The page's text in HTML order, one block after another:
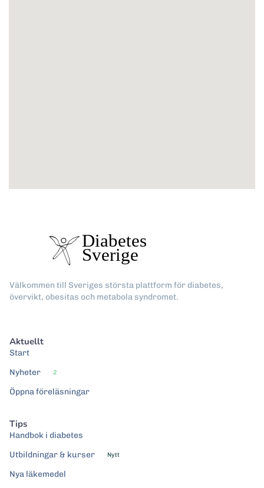
Välkommen till Sveriges största plattform för diabetes,
övervikt, obesitas och metabola syndromet.
Aktuellt
Start
Nyheter
2
Öppna föreläsningar
Tips
Handbok i diabetes
Utbildningar & kurser
Nytt
Nya läkemedel